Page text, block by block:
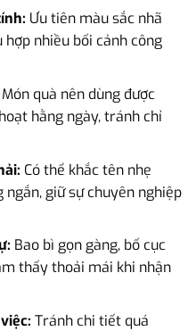
Ưu tiên màu sắc nhã
nhiều bối cảnh công
Món quà nên dùng được
hằng ngày, tránh chỉ
Có thể khắc tên nhẹ
giữ sự chuyên nghiệp
Bao bì gọn gàng, bố cục
thấy thoải mái khi nhận
Tránh chi tiết quá